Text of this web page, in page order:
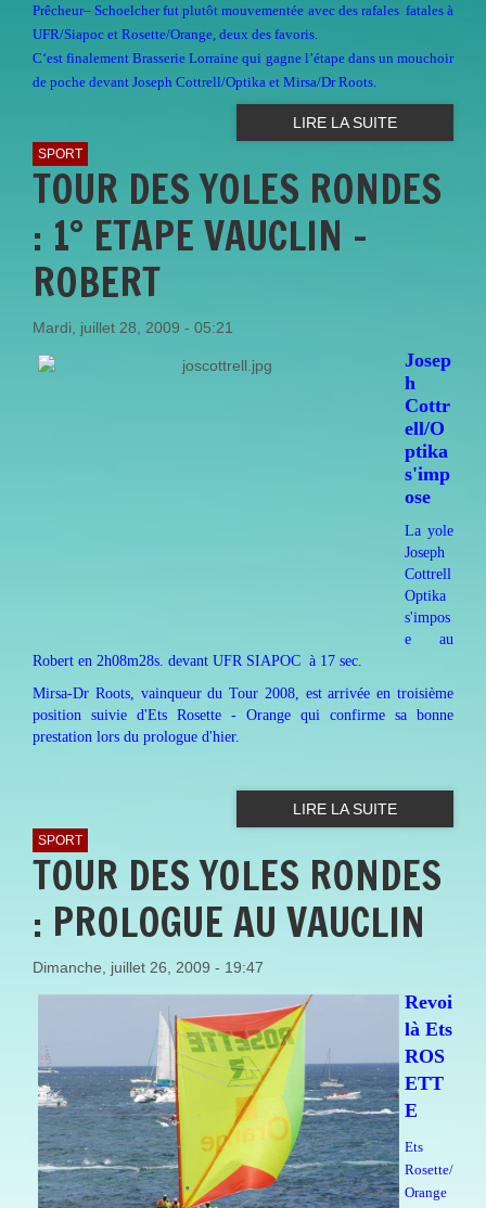
Prêcheur– Schoelcher fut plutôt mouvementée avec des rafales fatales à
UFR/Siapoc et Rosette/Orange, deux des favoris.
C‘est finalement Brasserie Lorraine qui gagne l’étape dans un mouchoir
de poche devant Joseph Cottrell/Optika et Mirsa/Dr Roots.
LIRE LA SUITE
SPORT
TOUR DES YOLES RONDES
: 1° ETAPE VAUCLIN -
ROBERT
Mardi, juillet 28, 2009 - 05:21
Josep
h
Cottr
ell/O
ptika
s'imp
ose
La yole
Joseph
Cottrell
Optika
s'impos
e au
Robert en 2h08m28s. devant UFR SIAPOC à 17 sec.
Mirsa-Dr Roots, vainqueur du Tour 2008, est arrivée en troisième
position suivie d'Ets Rosette - Orange qui confirme sa bonne
prestation lors du prologue d'hier.
LIRE LA SUITE
SPORT
TOUR DES YOLES RONDES
: PROLOGUE AU VAUCLIN
Dimanche, juillet 26, 2009 - 19:47
Revoi
là Ets
ROS
ETT
E
Ets
Rosette/
Orange